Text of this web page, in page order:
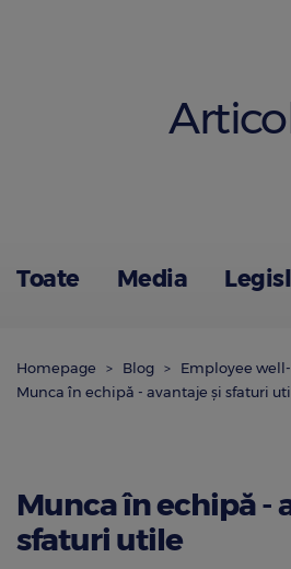
Toate Media
Homepage Blog
Employee
Munca în echipă - avantaje și sfaturi
Munca în echipă -
sfaturi utile